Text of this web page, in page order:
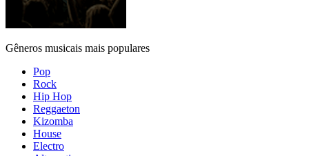
Gêneros musicais mais populares
Pop
Rock
Hip Hop
Reggaeton
Kizomba
House
Electro